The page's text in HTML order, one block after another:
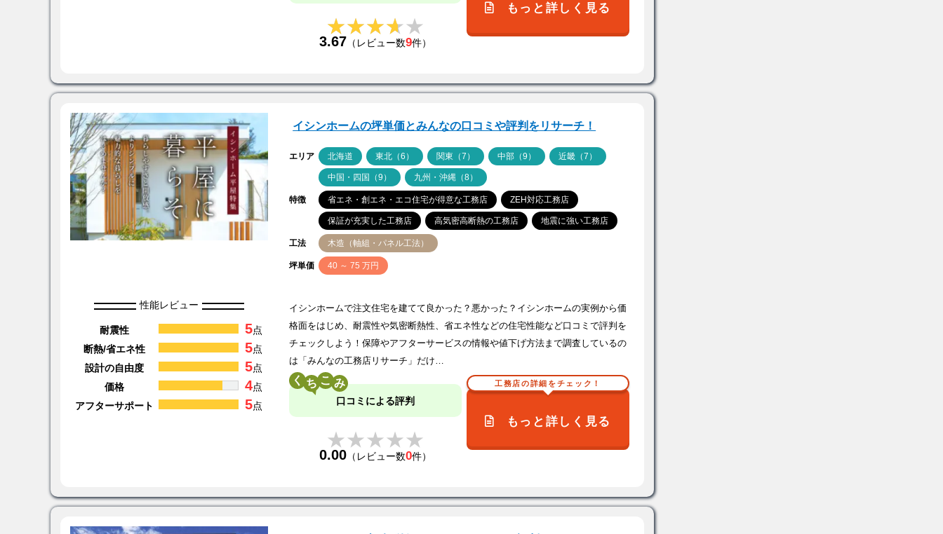
★★★★★
★★★★★
3.67 （レビュー数9件）
もっと詳しく見る
イシンホームの坪単価とみんなの口コミや評判をリサーチ！
エリア 北海道 東北（6） 関東（7） 中部（9） 近畿（7）
中国・四国（9） 九州・沖縄（8）
特徴 省エネ・創エネ・エコ住宅が得意な工務店 ZEH対応工務店
保証が充実した工務店 高気密高断熱の工務店 地震に強い工務店
工法 木造（軸組・パネル工法）
坪単価 40 ～ 75 万円
性能レビュー
耐震性 5点
断熱/省エネ性
5点
設計の自由度
5点
価格
4点
アフターサポート
5点
イシンホームで注文住宅を建てて良かった？悪かった？イシンホームの実例から価
格面をはじめ、耐震性や気密断熱性、省エネ性などの住宅性能など口コミで評判を
チェックしよう！保障やアフターサービスの情報や値下げ方法まで調査しているの
は「みんなの工務店リサーチ」だけ…
く こ
口コミによる評判
★★★★★
★★★★★
0.00 （レビュー数0件）
工務店の詳細をチェック！
もっと詳しく見る